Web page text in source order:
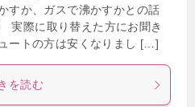
すか、ガスで沸かすかとの話
実際に取り替えた方にお聞き
ートの方は安くなりまし […]
を読む